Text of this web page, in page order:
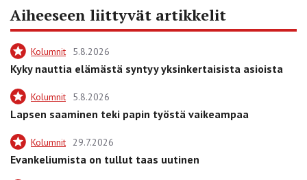
Aiheeseen liittyvät artikkelit
Kolumnit 5.8.2026
Kyky nauttia elämästä syntyy yksinkertaisista asioista
Kolumnit 5.8.2026
Lapsen saaminen teki papin työstä vaikeampaa
Kolumnit 29.7.2026
Evankeliumista on tullut taas uutinen